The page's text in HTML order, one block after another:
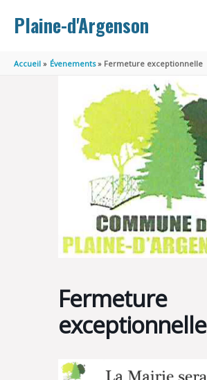
Plaine-d'Argenson
Accueil Évenements Fermeture exceptionnelle
Fermeture
exceptionnelle